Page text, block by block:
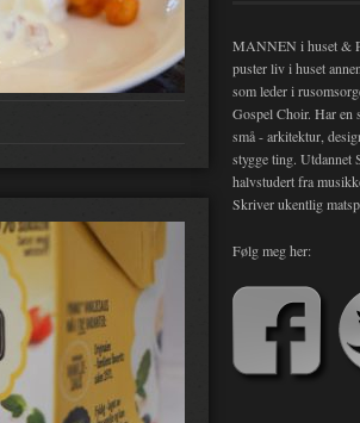
MANNEN i huset &
puster liv i huset
som leder i
Gospel Choir. Har
små - arkitektur,
stygge ting. Utdannet
halvstudert fra
Skriver ukentlig
Følg meg her: